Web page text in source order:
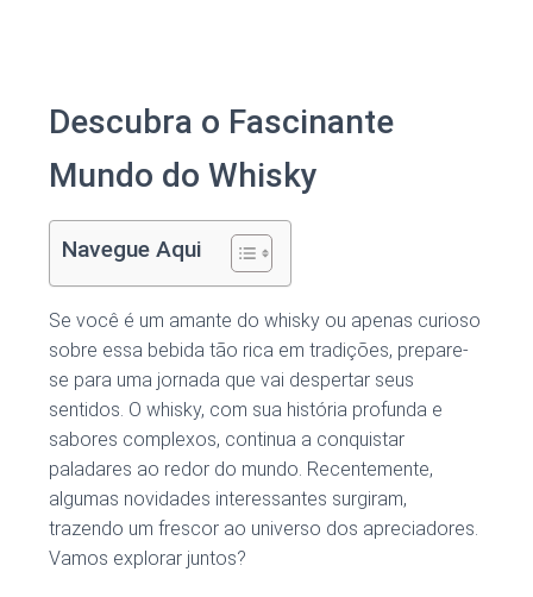
Descubra o Fascinante
Mundo do Whisky
Navegue Aqui
Se você é um amante do whisky ou apenas curioso
sobre essa bebida tão rica em tradições, prepare-
se para uma jornada que vai despertar seus
sentidos. O whisky, com sua história profunda e
sabores complexos, continua a conquistar
paladares ao redor do mundo. Recentemente,
algumas novidades interessantes surgiram,
trazendo um frescor ao universo dos apreciadores.
Vamos explorar juntos?